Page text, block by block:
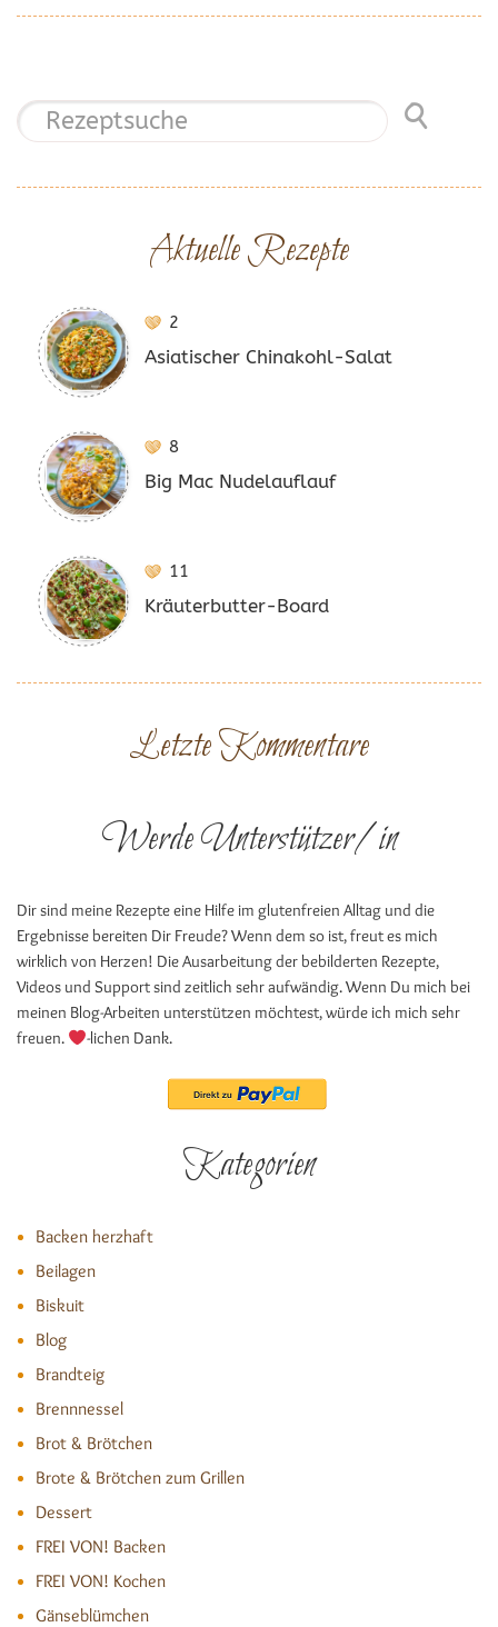
Aktuelle Rezepte
2
Asiatischer Chinakohl-Salat
8
Big Mac Nudelauflauf
11
Kräuterbutter-Board
Letzte Kommentare
Werde Unterstützer/in
Dir sind meine Rezepte eine Hilfe im glutenfreien Alltag und die
Ergebnisse bereiten Dir Freude? Wenn dem so ist, freut es mich
wirklich von Herzen! Die Ausarbeitung der bebilderten Rezepte,
Videos und Support sind zeitlich sehr aufwändig. Wenn Du mich bei
meinen Blog-Arbeiten unterstützen möchtest, würde ich mich sehr
freuen.
-lichen Dank.
Kategorien
Backen herzhaft
Beilagen
Biskuit
Blog
Brandteig
Brennnessel
Brot & Brötchen
Brote & Brötchen zum Grillen
Dessert
FREI VON! Backen
FREI VON! Kochen
Gänseblümchen